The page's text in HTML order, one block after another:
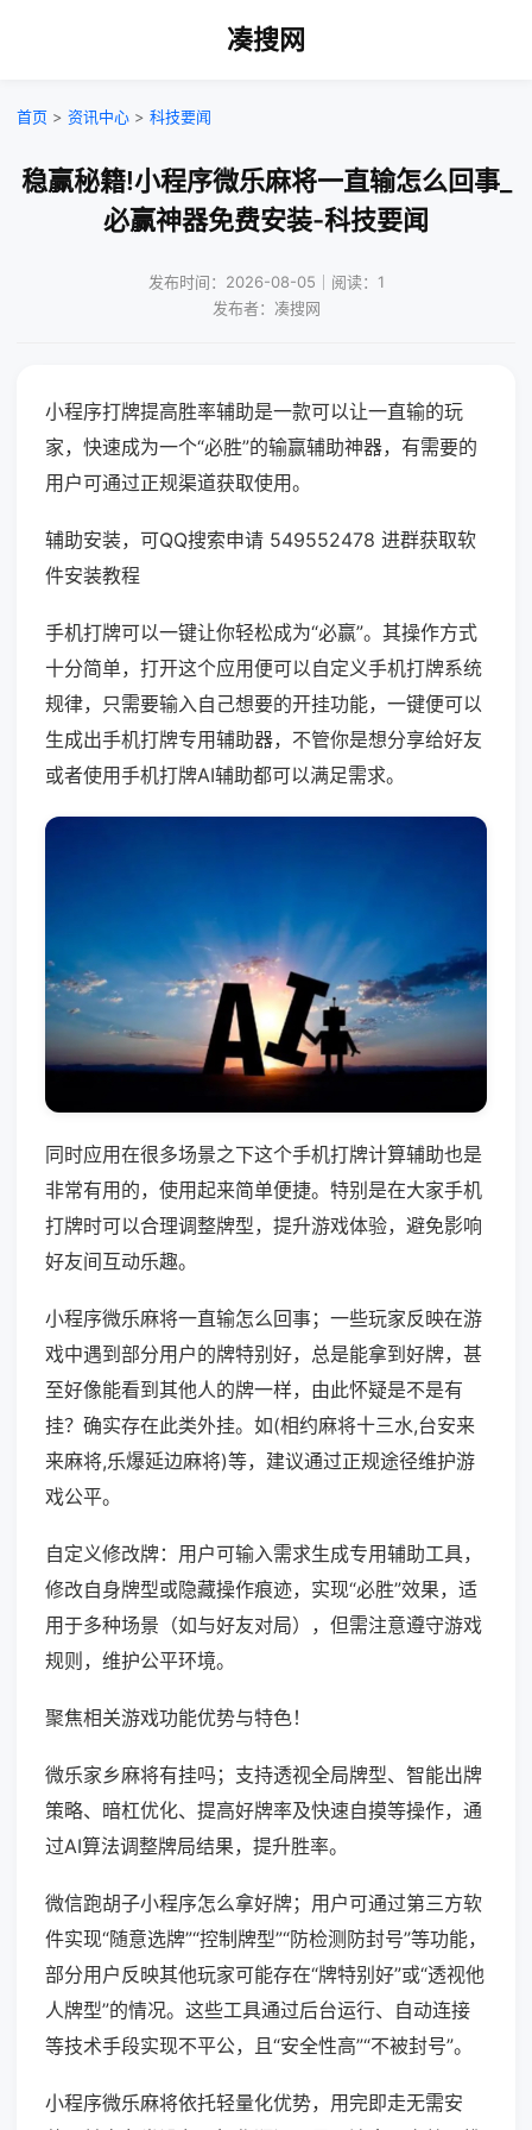
凑搜网
首页 > 资讯中心 > 科技要闻
稳赢秘籍!小程序微乐麻将一直输怎么回事_
必赢神器免费安装-科技要闻
发布时间：2026-08-05｜阅读：1
发布者：凑搜网
小程序打牌提高胜率辅助是一款可以让一直输的玩
家，快速成为一个“必胜”的输赢辅助神器，有需要的
用户可通过正规渠道获取使用。
辅助安装，可QQ搜索申请 549552478 进群获取软
件安装教程
手机打牌可以一键让你轻松成为“必赢”。其操作方式
十分简单，打开这个应用便可以自定义手机打牌系统
规律，只需要输入自己想要的开挂功能，一键便可以
生成出手机打牌专用辅助器，不管你是想分享给好友
或者使用手机打牌AI辅助都可以满足需求。
同时应用在很多场景之下这个手机打牌计算辅助也是
非常有用的，使用起来简单便捷。特别是在大家手机
打牌时可以合理调整牌型，提升游戏体验，避免影响
好友间互动乐趣。
小程序微乐麻将一直输怎么回事；一些玩家反映在游
戏中遇到部分用户的牌特别好，总是能拿到好牌，甚
至好像能看到其他人的牌一样，由此怀疑是不是有
挂？确实存在此类外挂。如(相约麻将十三水,台安来
来麻将,乐爆延边麻将)等，建议通过正规途径维护游
戏公平。
自定义修改牌：用户可输入需求生成专用辅助工具，
修改自身牌型或隐藏操作痕迹，实现“必胜”效果，适
用于多种场景（如与好友对局），但需注意遵守游戏
规则，维护公平环境。
聚焦相关游戏功能优势与特色！
微乐家乡麻将有挂吗；支持透视全局牌型、智能出牌
策略、暗杠优化、提高好牌率及快速自摸等操作，通
过AI算法调整牌局结果，提升胜率。
微信跑胡子小程序怎么拿好牌；用户可通过第三方软
件实现“随意选牌”“控制牌型”“防检测防封号”等功能，
部分用户反映其他玩家可能存在“牌特别好”或“透视他
人牌型”的情况。这些工具通过后台运行、自动连接
等技术手段实现不平公，且“安全性高”“不被封号”。
小程序微乐麻将依托轻量化优势，用完即走无需安